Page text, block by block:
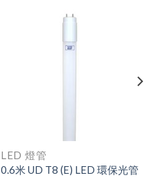
LED 燈管
0.6米 UD T8 (E) LED 環保光管